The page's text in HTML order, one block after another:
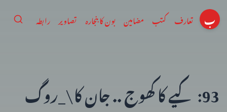
ب رابطہ تصاویر بون کا بنجارہ مضامین کتب تعارف
93: کیے کا کھوج .. جان کا\_روگ